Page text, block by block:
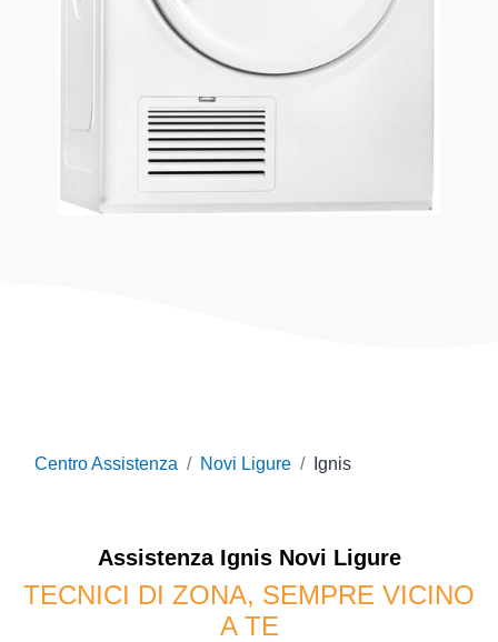
Centro Assistenza Novi Ligure Ignis
Assistenza IgnisNovi Ligure
TECNICI DI ZONA, SEMPRE VICINO
A TE